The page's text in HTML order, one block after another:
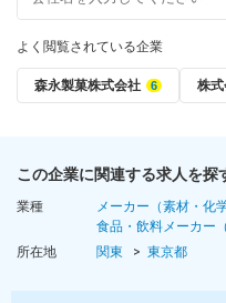
よく閲覧されている企業
森永製菓株式会社 株
この企業に関連する求人を探
業種
メーカー（素材・化
食品・飲料メーカー
所在地
関東 東京都